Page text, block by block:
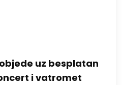
uz besplatan
i vatromet